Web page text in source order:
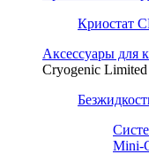
Криостат
Аксессуары для
Cryogenic Limited
Mini-